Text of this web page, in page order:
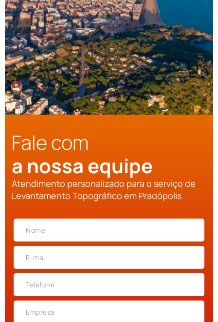
Fale com
a nossa equipe
Atendimento personalizado para o serviço de
Levantamento Topográfico em Pradópolis